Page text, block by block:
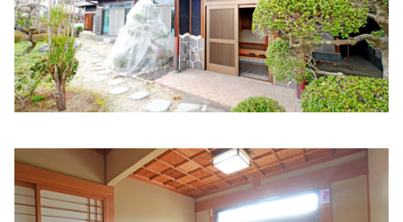
山本病院地域連携室
住所:和歌山県橋本市東家６丁目７−２６ 山本病院 マップで
見る
南クリニック胃腸肛門科
住所:和歌山県橋本市市脇４丁目７−６ 南クリニック マップ
訪問クリニック中塚
住所:和歌山県橋本市市脇１丁目２−１ マップで見る
上田こどもクリニック